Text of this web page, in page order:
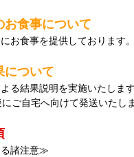
食事について
お食事を提供しております。
ついて
る結果説明を実施いたしま
ご自宅へ向けて発送いたしま
諸注意≫